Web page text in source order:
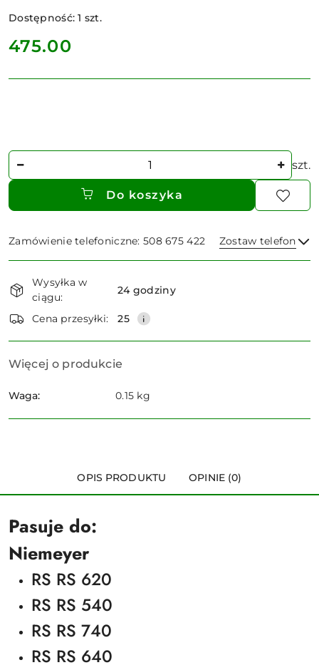
Dostępność:1 szt.
cena:
475.00
szt.
Do koszyka
Zamówienie telefoniczne: 508 675 422 Zostaw telefon
i
dostawa
Wysyłka w
ciągu:
24 godziny
Cena przesyłki: 25
Więcej o produkcie
Waga: 0.15 kg
OPIS PRODUKTU OPINIE (0)
Pasuje do:
Niemeyer
RS RS 620
RS RS 540
RS RS 740
RS RS 640